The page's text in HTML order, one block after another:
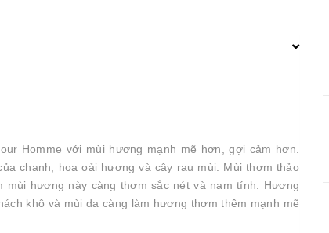
Homme với mùi hương mạnh mẽ hơn, gợi cảm hơn.
chanh, hoa oải hương và cây rau mùi. Mùi thơm thảo
hương này càng thơm sắc nét và nam tính. Hương
khô và mùi da càng làm hương thơm thêm mạnh mẽ